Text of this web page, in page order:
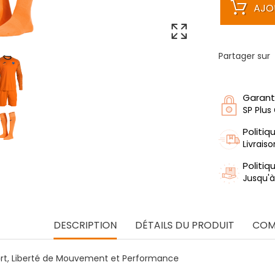
Partager sur
SP
DESCRIPTION DÉTAILS DU PRODUIT
Liberté de Mouvement et Performance